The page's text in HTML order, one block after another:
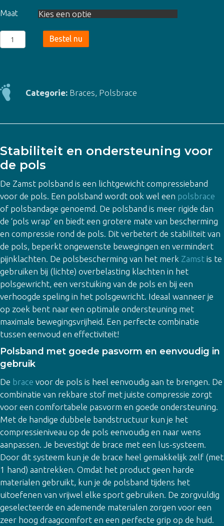
Maat
Zamst
Polsband
Bestel nu
Categorie: Braces, Polsbrace
Stabiliteit en ondersteuning voor
de pols
De Zamst polsband is een lichtgewicht compressieband
voor de pols. Een polsband wordt ook wel een polsbrace
of polsbandage genoemd. De polsband is meer rigide dan
de ‘pols wrap’ en biedt een grotere mate van bescherming
en compressie rond de pols. Dit verbetert de stabiliteit van
de pols, beperkt ongewenste bewegingen en vermindert
pijnklachten. De polsbescherming van het merk Zamst is te
gebruiken bij (lichte) overbelasting klachten in het
polsgewricht, een verstuiking van de pols en bij een
verhoogde speling in het polsgewricht. Ideaal wanneer je
op zoek bent naar een optimale ondersteuning met
maximale bewegingsvrijheid. Een perfecte combinatie
tussen eenvoud en effectiviteit!
Polsband met goede pasvorm en eenvoudig in
gebruik
De brace voor de pols is heel eenvoudig aan te brengen. De
combinatie van rekbare stof met juiste compressie zorgt
voor een comfortabele pasvorm en goede ondersteuning.
Met de handige dubbele bandstructuur kun je het
compressieniveau op de pols eenvoudig en naar wens
aanpassen. Je bevestigt de brace met een lus-systeem.
Door dit systeem kun je de brace heel gemakkelijk zelf (met
1 hand) aantrekken. Omdat het product geen harde
materialen gebruikt, kun je de polsband tijdens het
uitoefenen van vrijwel elke sport gebruiken. De zorgvuldig
geselecteerde en ademende materialen zorgen voor een
zeer hoog draagcomfort en een perfecte grip op de huid.